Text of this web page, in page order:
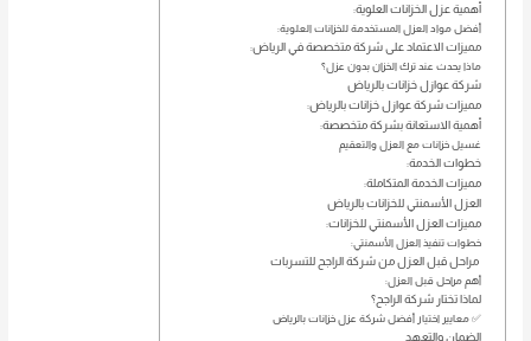
أهمية عزل الخزانات العلوية:
أفضل مواد العزل المستخدمة للخزانات العلوية:
مميزات الاعتماد على شركة متخصصة في الرياض:
ماذا يحدث عند ترك الخزان بدون عزل؟
شركة عوازل خزانات بالرياض
مميزات شركة عوازل خزانات بالرياض:
أهمية الاستعانة بشركة متخصصة:
غسيل خزانات مع العزل والتعقيم
خطوات الخدمة:
مميزات الخدمة المتكاملة:
العزل الأسمنتي للخزانات بالرياض
مميزات العزل الأسمنتي للخزانات:
خطوات تنفيذ العزل الأسمنتي:
مراحل قبل العزل من شركة الراجح للتسربات
أهم مراحل قبل العزل:
لماذا تختار شركة الراجح؟
✅ معايير اختيار أفضل شركة عزل خزانات بالرياض
الضمان والتعهد